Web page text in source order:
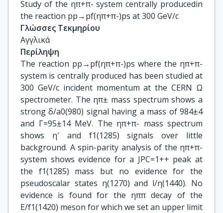
Study of the ηπ+π- system centrally producedin
the reaction pp→pf(ηπ+π-)ps at 300 GeV/c
Γλώσσες Τεκμηρίου
Αγγλικά
Περίληψη
The reaction pp→pf(ηπ+π-)ps where the ηπ+π-
system is centrally produced has been studied at
300 GeV/c incident momentum at the CERN Ω
spectrometer. The ηπ± mass spectrum shows a
strong δ/a0(980) signal having a mass of 984±4
and Γ=95±14 MeV. The ηπ+π- mass spectrum
shows η′ and f1(1285) signals over little
background. A spin-parity analysis of the ηπ+π-
system shows evidence for a JPC=1++ peak at
the f1(1285) mass but no evidence for the
pseudoscalar states η(1270) and l/η(1440). No
evidence is found for the ηππ decay of the
E/f1(1420) meson for which we set an upper limit